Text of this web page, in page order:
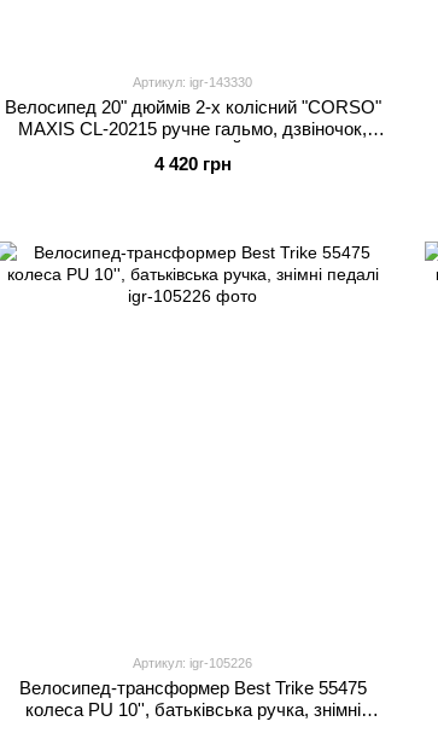
Артикул: igr-143330
Велосипед 20" дюймів 2-х колісний "CORSO"
MAXIS CL-20215 ручне гальмо, дзвіночок,
4 420 грн
Артикул: igr-105226
Велосипед-трансформер Best Trike 55475
колеса PU 10'', батьківська ручка, знімні